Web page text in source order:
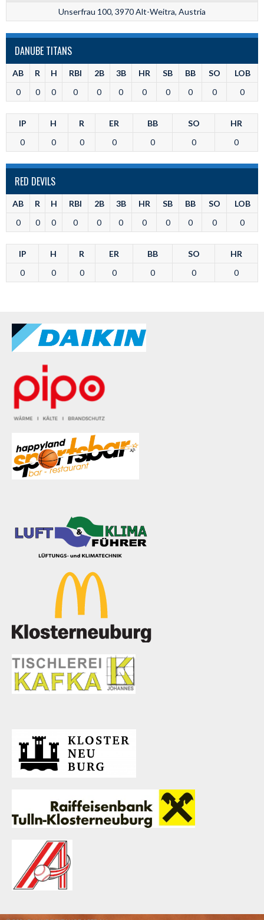
Unserfrau 100, 3970 Alt-Weitra, Austria
DANUBE TITANS
AB R H RBI 2B 3B HR SB BB SO
LOB
0
0 0 0 0 0 0 0 0 0 0
IP H R ER BB SO
HR
0
0 0 0 0 0 0
RED DEVILS
AB R H RBI 2B 3B HR SB BB SO
LOB
0
0 0 0 0 0 0 0 0 0 0
IP H R ER BB SO
HR
0
0 0 0 0 0 0